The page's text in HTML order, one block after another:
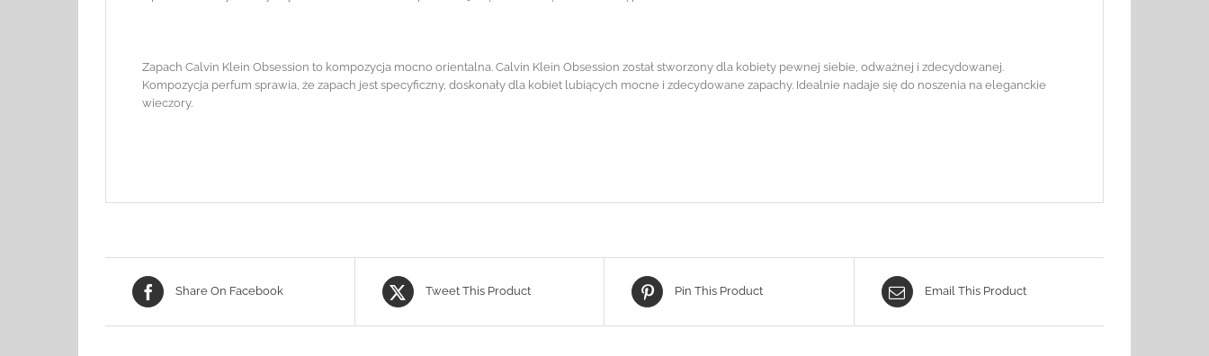
Zapach Calvin Klein Obsession to kompozycja mocno orientalna. Calvin Klein Obsession został stworzony dla kobiety pewnej siebie, odważnej i zdecydowanej.
Kompozycja perfum sprawia, że zapach jest specyficzny, doskonały dla kobiet lubiących mocne i zdecydowane zapachy. Idealnie nadaje się do noszenia na eleganckie
wieczory.
Share On Facebook Tweet This Product Pin This Product Email This Product